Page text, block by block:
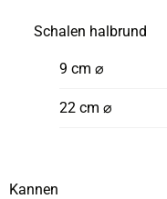
Schalen halbrund
9 cm ⌀
22 cm ⌀
Kannen